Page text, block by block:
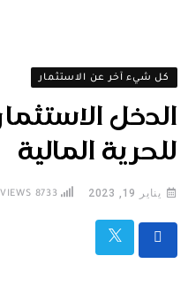
كل شيء آخر عن الاستثمار
الدخل
للحرية المالية
يناير 19, 2023 8733